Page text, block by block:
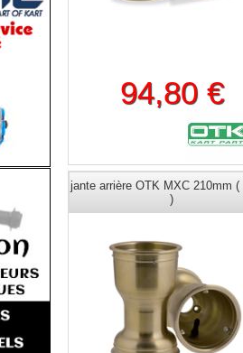
94,80 €
jante arrière OTK MXC 210mm (
)